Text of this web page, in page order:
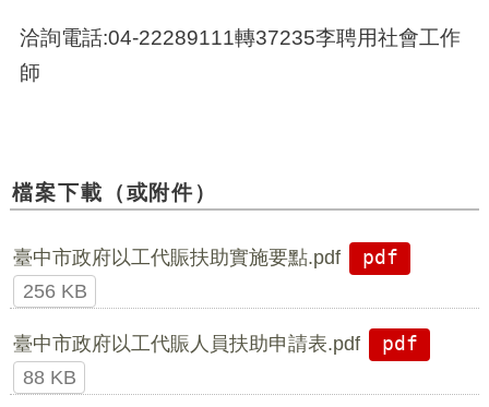
洽詢電話:04-22289111轉37235李聘用社會工作
師
檔案下載（或附件）
臺中市政府以工代賑扶助實施要點.pdf
pdf
256 KB
臺中市政府以工代賑人員扶助申請表.pdf
pdf
88 KB